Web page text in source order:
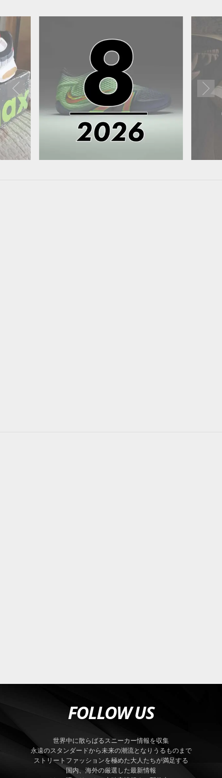
FOLLOW US
世界中に散らばるスニーカー情報を収集
永遠のスタンダードから未来の潮流となりうるものまで
ストリートファッションを極めた大人たちが満足する
国内、海外の厳選した最新情報